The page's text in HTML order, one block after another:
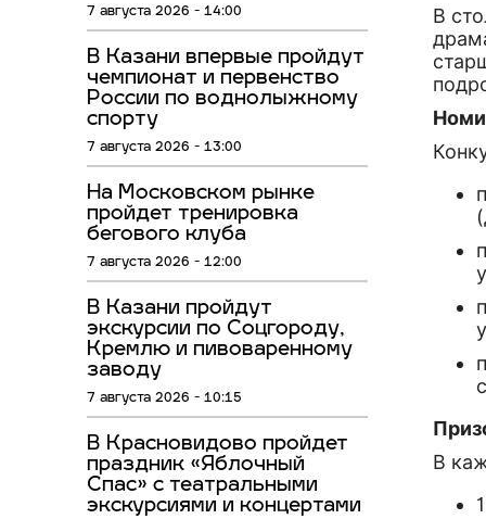
7 августа 2026 - 14:00
В Казани впервые пройдут
чемпионат и первенство
России по воднолыжному
спорту
7 августа 2026 - 13:00
На Московском рынке
пройдет тренировка
бегового клуба
7 августа 2026 - 12:00
В Казани пройдут
экскурсии по Соцгороду,
Кремлю и пивоваренному
заводу
7 августа 2026 - 10:15
В Красновидово пройдет
праздник «Яблочный
Спас» с театральными
экскурсиями и концертами
В
В